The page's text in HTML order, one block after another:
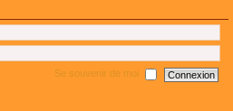
Se souvenir de moi